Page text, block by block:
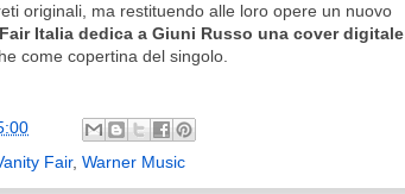
originali, ma restituendo alle loro opere un nuovo
Italia dedica a Giuni Russo una cover digitale
come copertina del singolo.
Fair, Warner Music